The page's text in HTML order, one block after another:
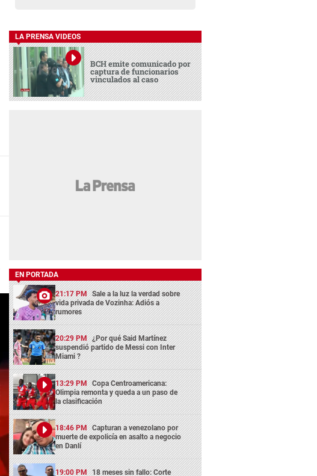
LA PRENSA VIDEOS
BCH emite comunicado por
captura de funcionarios
vinculados al caso
EN PORTADA
21:17 PM Sale a la luz la verdad sobre
vida privada de Vozinha: Adiós a
rumores
20:29 PM ¿Por qué Said Martínez
suspendió partido de Messi con Inter
Miami ?
13:29 PM Copa Centroamericana:
Olimpia remonta y queda a un paso de
la clasificación
18:46 PM Capturan a venezolano por
muerte de expolicía en asalto a negocio
en Danlí
19:00 PM 18 meses sin fallo: Corte